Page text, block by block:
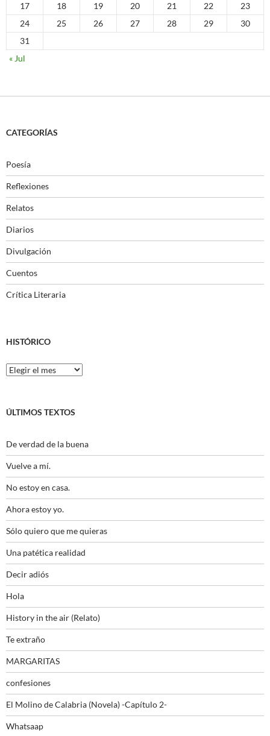
17
18 19 20 21 22
23
24
25 26 27 28 29
30
31
« Jul
CATEGORÍAS
Poesía
Reflexiones
Relatos
Diarios
Divulgación
Cuentos
Crítica Literaria
HISTÓRICO
Histórico
ÚLTIMOS TEXTOS
De verdad de la buena
Vuelve a mí.
No estoy en casa.
Ahora estoy yo.
Sólo quiero que me quieras
Una patética realidad
Decir adiós
Hola
History in the air (Relato)
Te extraño
MARGARITAS
confesiones
El Molino de Calabria (Novela) -Capítulo 2-
Whatsaap